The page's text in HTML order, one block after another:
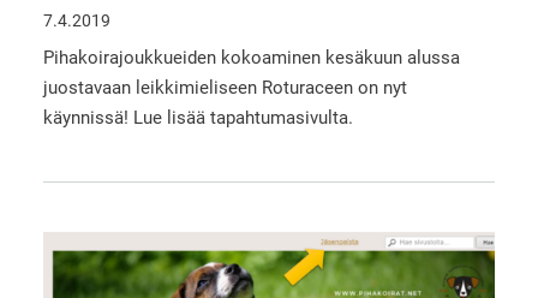
7.4.2019
Pihakoirajoukkueiden kokoaminen kesäkuun alussa
juostavaan leikkimieliseen Roturaceen on nyt
käynnissä! Lue lisää tapahtumasivulta.